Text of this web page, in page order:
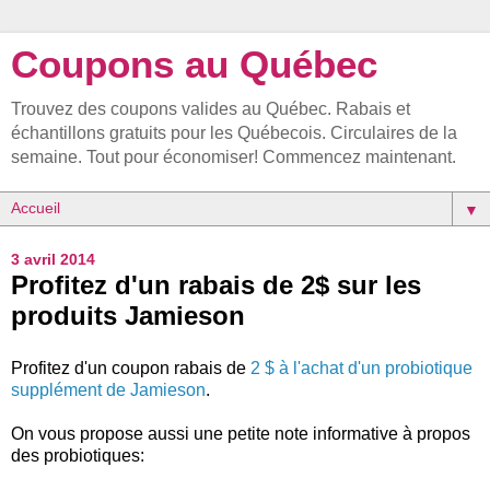
Coupons au Québec
Trouvez des coupons valides au Québec. Rabais et
échantillons gratuits pour les Québecois. Circulaires de la
semaine. Tout pour économiser! Commencez maintenant.
▼
3 avril 2014
Profitez d'un rabais de 2$ sur les
produits Jamieson
Profitez d'un coupon rabais de 2 $ à l'achat d'un probiotique
supplément de Jamieson.
On vous propose aussi une petite note informative à propos
des probiotiques: